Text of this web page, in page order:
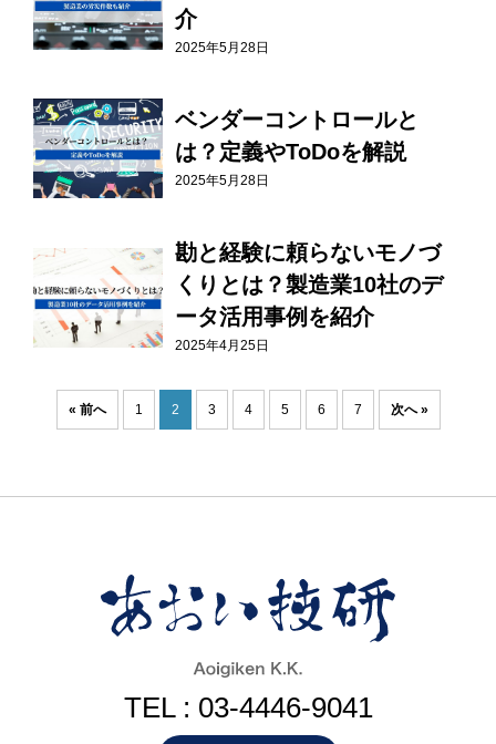
介
2025年5月28日
ベンダーコントロールと
は？定義やToDoを解説
2025年5月28日
勘と経験に頼らないモノづ
くりとは？製造業10社のデ
ータ活用事例を紹介
2025年4月25日
« 前へ 1 2 3 4 5 6 7 次へ »
TEL : 03-4446-9041